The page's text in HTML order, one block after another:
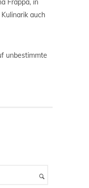
Frappa, in
auch
unbestimmte